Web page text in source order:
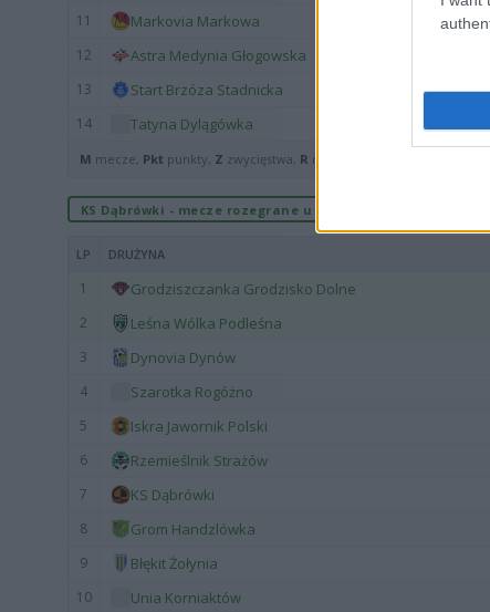
11 Markovia Markowa
12 Astra Medynia Głogowska
13 Start Brzóza Stadnicka
14 Tatyna Dylągówka
M mecze, Pkt punkty, Z zwycięstwa, R remisy,
KS Dąbrówki - mecze rozegrane u siebie
LP DRUŻYNA
1 Grodziszczanka Grodzisko Dolne
2 Leśna Wólka Podleśna
3 Dynovia Dynów
4 Szarotka Rogóżno
5 Iskra Jawornik Polski
6 Rzemieślnik Strażów
7 KS Dąbrówki
8 Grom Handzlówka
9 Błękit Żołynia
10 Unia Korniaktów